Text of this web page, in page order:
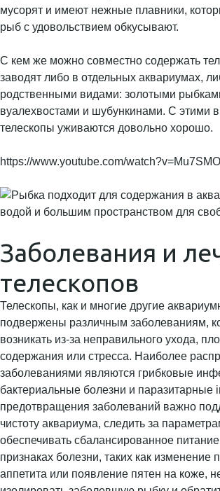
мусорят и имеют нежные плавники,
рыб с удовольствием обкусывают.
С кем же можно совместно содержать
заводят либо в отдельных аквариумах,
родственными видами: золотыми
вуалехвостами и шубункинами. С этими
телескопы уживаются довольно хорошо.
https://www.youtube.com/
Заболевания и
телескопов
Телескопы, как и многие другие
подвержены различным заболеваниям,
возникать из-за неправильного ухода,
содержания или стресса. Наиболее
заболеваниями являются грибковые
бактериальные болезни и паразитарные
предотвращения заболеваний важно
чистоту аквариума, следить за
обеспечивать сбалансированное
признаках болезни, таких как изменение
аппетита или появление пятен на коже,